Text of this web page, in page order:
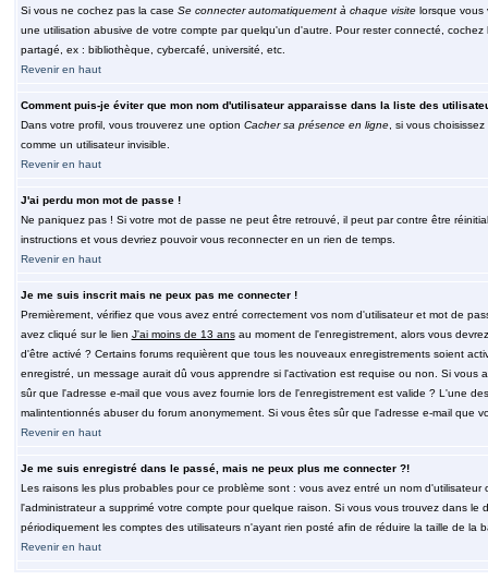
Si vous ne cochez pas la case Se connecter automatiquement à chaque visitelorsque vous
une utilisation abusive de votre compte par quelqu'un d'autre. Pour rester connecté,
partagé, ex : bibliothèque, cybercafé, université, etc.
Revenir en haut
Comment puis-je éviter que mon nom d'utilisateur apparaisse dans la liste des
Dans votre profil, vous trouverez une option Cacher sa présence en ligne, si vous choisissez
comme un utilisateur invisible.
Revenir en haut
J'ai perdu mon mot de passe !
Ne paniquez pas ! Si votre mot de passe ne peut être retrouvé, il peut par contre être
instructions et vous devriez pouvoir vous reconnecter en un rien de temps.
Revenir en haut
Je me suis inscrit mais ne peux pas me connecter !
Premièrement, vérifiez que vous avez entré correctement vos nom d'utilisateur et mot de
avez cliqué sur le lien J'ai moins de 13 ansau moment de l'enregistrement, alors vous
d'être activé ? Certains forums requièrent que tous les nouveaux enregistrements soient
enregistré, un message aurait dû vous apprendre si l'activation est requise ou non. Si
sûr que l'adresse e-mail que vous avez fournie lors de l'enregistrement est valide ? L'une
malintentionnés abuser du forum anonymement. Si vous êtes sûr que l'adresse e-mail que
Revenir en haut
Je me suis enregistré dans le passé, mais ne peux plus me connecter ?!
Les raisons les plus probables pour ce problème sont : vous avez entré un nom
l'administrateur a supprimé votre compte pour quelque raison. Si vous vous trouvez dans
périodiquement les comptes des utilisateurs n'ayant rien posté afin de réduire la taille de
Revenir en haut